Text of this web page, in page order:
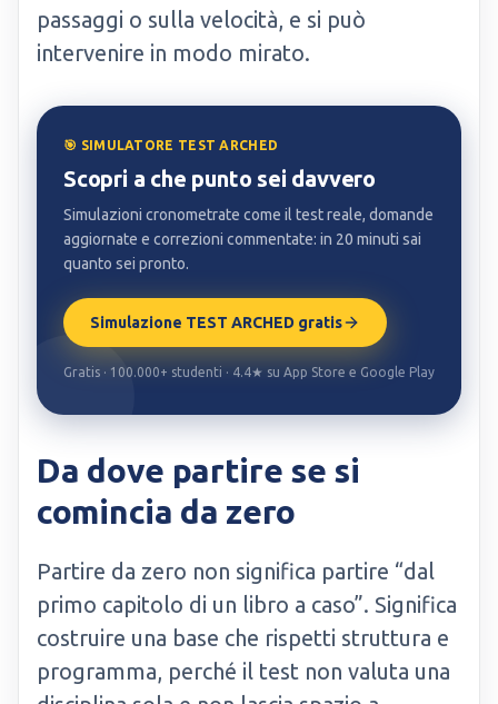
passaggi o sulla velocità, e si può
intervenire in modo mirato.
🎯 SIMULATORE TEST ARCHED
Scopri a che punto sei davvero
Simulazioni cronometrate come il test reale, domande
aggiornate e correzioni commentate: in 20 minuti sai
quanto sei pronto.
Simulazione TEST ARCHED gratis
Gratis · 100.000+ studenti · 4.4★ su App Store e Google Play
Da dove partire se si
comincia da zero
Partire da zero non significa partire “dal
primo capitolo di un libro a caso”. Significa
costruire una base che rispetti struttura e
programma, perché il test non valuta una